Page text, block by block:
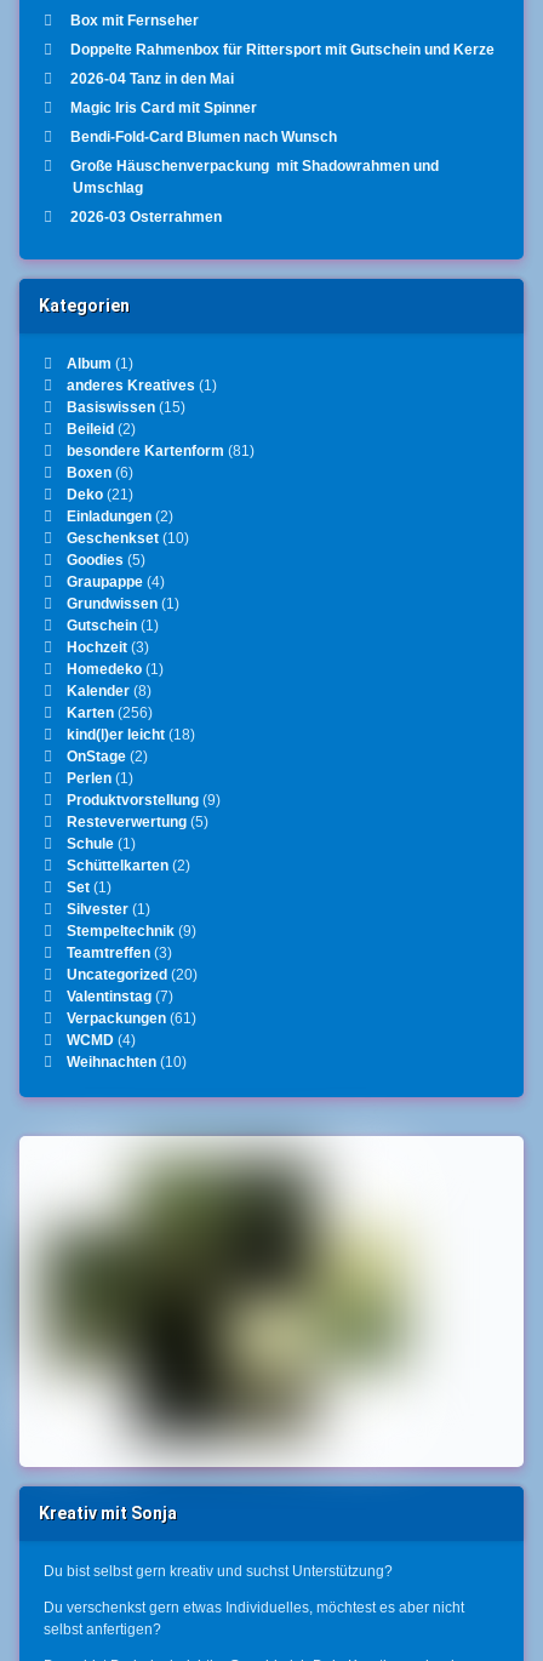
Box mit Fernseher
Doppelte Rahmenbox für Rittersport mit Gutschein und Kerze
2026-04 Tanz in den Mai
Magic Iris Card mit Spinner
Bendi-Fold-Card Blumen nach Wunsch
Große Häuschenverpackung mit Shadowrahmen und
Umschlag
2026-03 Osterrahmen
Kategorien
Album (1)
anderes Kreatives (1)
Basiswissen(15)
Beileid (2)
besondere Kartenform (81)
Boxen(6)
Deko(21)
Einladungen(2)
Geschenkset(10)
Goodies (5)
Graupappe(4)
Grundwissen(1)
Gutschein(1)
Hochzeit(3)
Homedeko(1)
Kalender(8)
Karten(256)
kind(l)er leicht(18)
OnStage(2)
Perlen(1)
Produktvorstellung(9)
Resteverwertung(5)
Schule(1)
Schüttelkarten(2)
Set(1)
Silvester(1)
Stempeltechnik(9)
Teamtreffen(3)
Uncategorized (20)
Valentinstag(7)
Verpackungen(61)
WCMD(4)
Weihnachten(10)
Kreativ mit Sonja
Du bist selbst gern kreativ und suchst Unterstützung?
Du verschenkst gern etwas Individuelles, möchtest es aber nicht
selbst anfertigen?